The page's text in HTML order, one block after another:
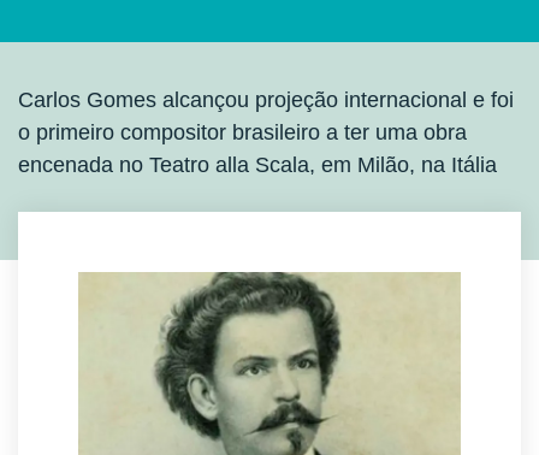
Carlos Gomes alcançou projeção internacional e foi
o primeiro compositor brasileiro a ter uma obra
encenada no Teatro alla Scala, em Milão, na Itália